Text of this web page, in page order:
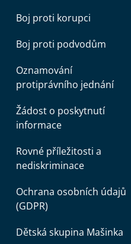
Boj proti korupci
Boj proti podvodům
Oznamování
protiprávního jednání
Žádost o poskytnutí
informace
Rovné příležitosti a
nediskriminace
Ochrana osobních údajů
(GDPR)
Dětská skupina Mašinka